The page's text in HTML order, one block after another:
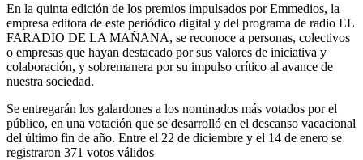
En la quinta edición de los premios impulsados por Emmedios, la
empresa editora de este periódico digital y del programa de radio EL
FARADIO DE LA MAÑANA, se reconoce a personas, colectivos
o empresas que hayan destacado por sus valores de iniciativa y
colaboración, y sobremanera por su impulso crítico al avance de
nuestra sociedad.
Se entregarán los galardones a los nominados más votados por el
público, en una votación que se desarrolló en el descanso vacacional
del último fin de año. Entre el 22 de diciembre y el 14 de enero se
registraron 371 votos válidos